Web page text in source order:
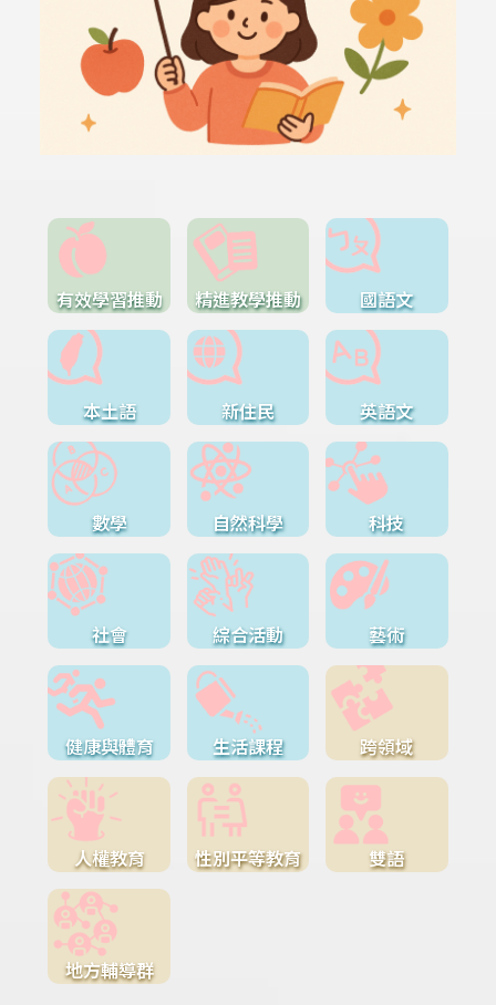
有效學習推動 精進教學推動 國語文
本土語 新住民 英語文
數學 自然科學 科技
社會 綜合活動 藝術
健康與體育 生活課程 跨領域
人權教育 性別平等教育 雙語
地方輔導群